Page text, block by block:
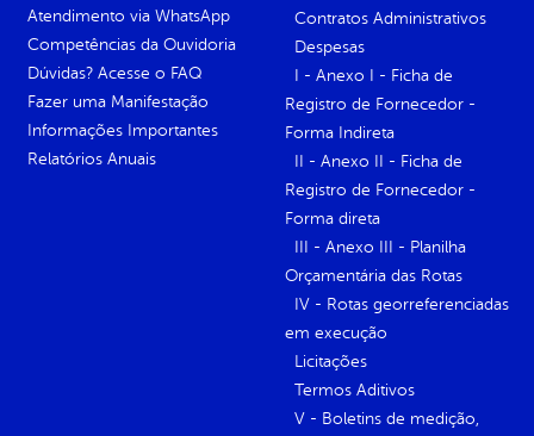
Atendimento via WhatsApp
Competências da Ouvidoria
Dúvidas? Acesse o FAQ
Fazer uma Manifestação
Informações Importantes
Relatórios Anuais
Contratos Administrativos
Despesas
I - Anexo I - Ficha de
Registro de Fornecedor -
Forma Indireta
II - Anexo II - Ficha de
Registro de Fornecedor -
Forma direta
III - Anexo III - Planilha
Orçamentária das Rotas
IV - Rotas georreferenciadas
em execução
Licitações
Termos Aditivos
V - Boletins de medição,